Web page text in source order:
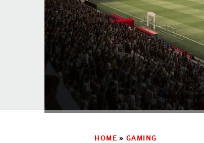
HOME » GAMING